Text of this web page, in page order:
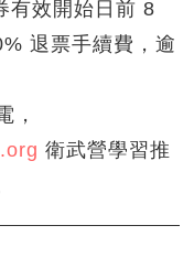
有效開始日前 8
退票手續費，逾
，
衛武營學習推